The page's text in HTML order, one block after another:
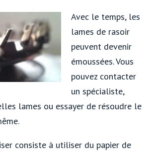
Avec le temps, les
lames de rasoir
peuvent devenir
émoussées. Vous
pouvez contacter
un spécialiste,
lames ou essayer de résoudre le
consiste à utiliser du papier de